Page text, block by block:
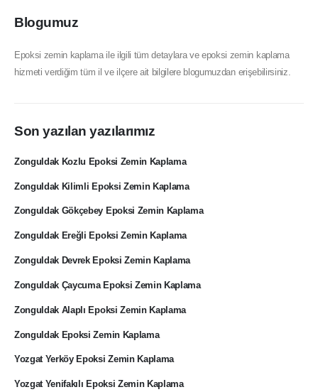
Blogumuz
Epoksi zemin kaplama ile ilgili tüm detaylara ve epoksi zemin kaplama
hizmeti verdiğim tüm il ve ilçere ait bilgilere blogumuzdan erişebilirsiniz.
Son yazılan yazılarımız
Zonguldak Kozlu Epoksi Zemin Kaplama
Zonguldak Kilimli Epoksi Zemin Kaplama
Zonguldak Gökçebey Epoksi Zemin Kaplama
Zonguldak Ereğli Epoksi Zemin Kaplama
Zonguldak Devrek Epoksi Zemin Kaplama
Zonguldak Çaycuma Epoksi Zemin Kaplama
Zonguldak Alaplı Epoksi Zemin Kaplama
Zonguldak Epoksi Zemin Kaplama
Yozgat Yerköy Epoksi Zemin Kaplama
Yozgat Yenifakılı Epoksi Zemin Kaplama